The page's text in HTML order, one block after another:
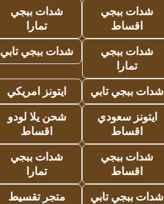
شدات ببجي
اقساط
شدات ببجي
تمارا
شدات ببجي
تمارا
شدات ببجي تابي
شدات ببجي تابي
ايتونز امريكي
ايتونز سعودي
اقساط
شحن يلا لودو
اقساط
شدات ببجي
اقساط
شدات ببجي
تمارا
شدات ببجي تابي
متجر تقسيط